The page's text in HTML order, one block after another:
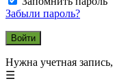
Забыли пароль?
Нужна учетная запись,